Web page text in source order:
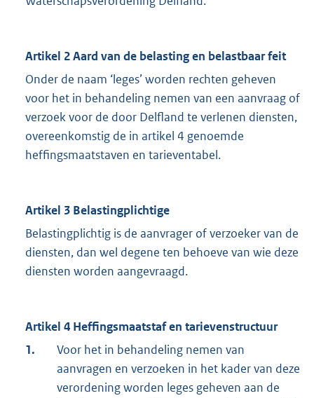
Artikel 2 Aard van de belasting en belastbaar feit
Onder de naam ‘leges’ worden rechten geheven
voor het in behandeling nemen van een aanvraag of
verzoek voor de door Delfland te verlenen diensten,
overeenkomstig de in artikel 4 genoemde
heffingsmaatstaven en tarieventabel.
Artikel 3 Belastingplichtige
Belastingplichtig is de aanvrager of verzoeker van de
diensten, dan wel degene ten behoeve van wie deze
diensten worden aangevraagd.
Artikel 4 Heffingsmaatstaf en tarievenstructuur
1.
Voor het in behandeling nemen van
aanvragen en verzoeken in het kader van deze
verordening worden leges geheven aan de